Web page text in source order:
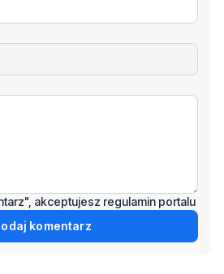
akceptujesz regulamin portalu
komentarz